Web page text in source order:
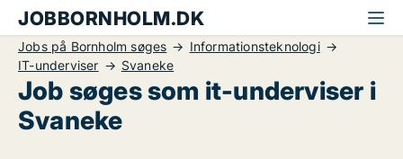
JOBBORNHOLM.DK
Jobs på Bornholm søges
Informationsteknologi
IT-underviser
Svaneke
Job søges som it-underviser i
Svaneke